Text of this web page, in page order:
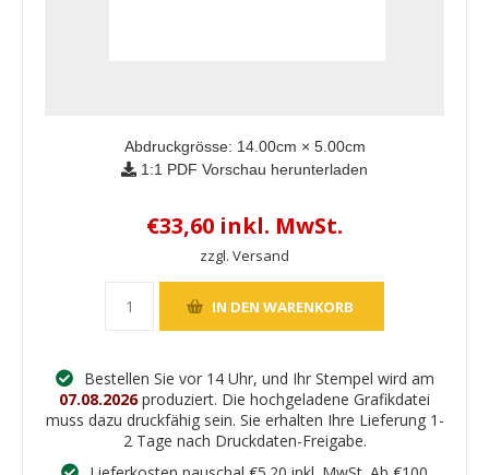
Abdruckgrösse: 14.00cm × 5.00cm
1:1 PDF Vorschau herunterladen
€33,60 inkl. MwSt.
zzgl. Versand
Bestellen Sie vor 14 Uhr, und Ihr Stempel wird am
07.08.2026produziert. Die hochgeladene Grafikdatei
muss dazu druckfähig sein. Sie erhalten Ihre Lieferung 1-
2 Tage nach Druckdaten-Freigabe.